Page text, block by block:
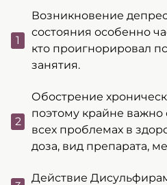
Возникновение
состояния особенно
кто проигнорировал
занятия.
Обострение
поэтому крайне важно
всех проблемах в
доза, вид препарата,
Действие